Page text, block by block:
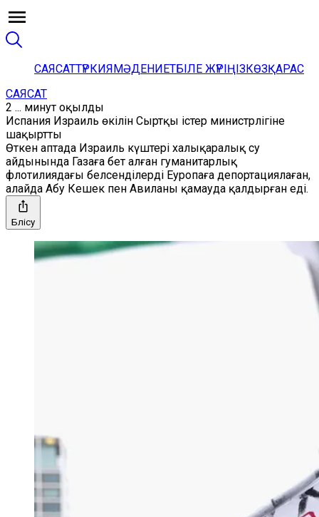
САЯСАТТҮРКИЯМӘДЕНИЕТБІЛЕ ЖҮРІҢІЗКӨЗҚАРАС
САЯСАТ
2 ... минут оқылды
Испания Израиль өкілін Сыртқы істер министрлігіне
шақыртты
Өткен аптада Израиль күштері халықаралық су
айдынында Газаға бет алған гуманитарлық
флотилиядағы белсенділерді Еуропаға депортациялаған,
алайда Абу Кешек пен Авиланы қамауда қалдырған еді.
Бөлісу